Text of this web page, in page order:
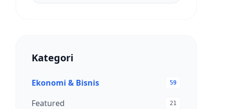
Kategori
Ekonomi & Bisnis 59
Featured 21